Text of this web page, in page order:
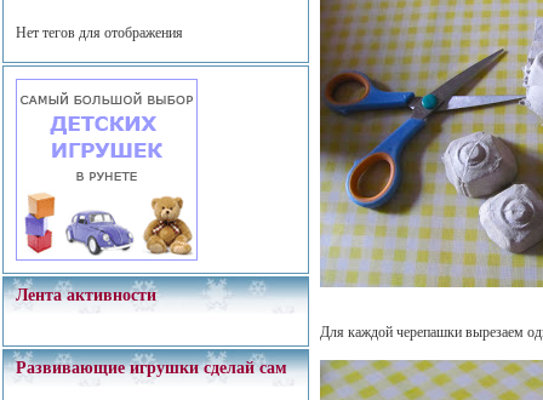
Нет тегов для отображения
Лента активности
Развивающие игрушки сделай сам
Для каждой черепашки вырезаем